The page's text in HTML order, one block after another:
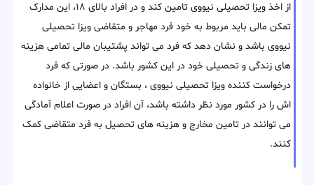
از اخذ ویزا تحصیلی نیووی تامین کند و در افراد بالای ۱۸، این مدارک
تمکن مالی باید مربوط به خود فرد مهاجر و متقاضی ویزا تحصیلی
نیووی باشد و نشان دهد که فرد می تواند پشتیبان مالی تمامی هزینه
های زندگی و تحصیلی خود در این کشور باشد. در صورتی که فرد
درخواست کننده ویزا تحصیلی نیووی ، بستگان و اعضایی از خانواده
اش را در کشور مورد نظر داشته باشد، آن افراد در صورت اعلام آمادگی
می توانند در تامین مخارج و هزینه های تحصیل به فرد متقاضی کمک
کنند.